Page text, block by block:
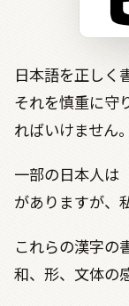
日本語を正しく
それを慎重に守
ればいけません。
一部の日本人は
がありますが、
これらの漢字の
和、形、文体の